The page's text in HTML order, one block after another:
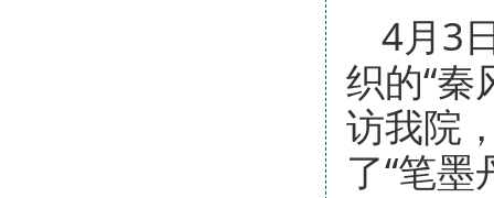
4月3
织的“
访我院
了“笔